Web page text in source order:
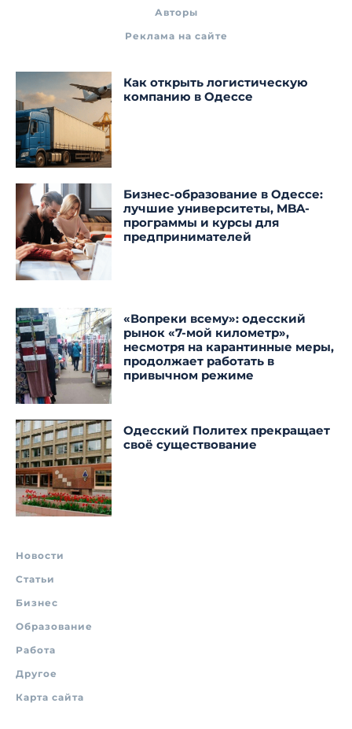
Авторы
Реклама на сайте
Как открыть логистическую
компанию в Одессе
Бизнес-образование в Одессе:
лучшие университеты, MBA-
программы и курсы для
предпринимателей
«Вопреки всему»: одесский
рынок «7-мой километр»,
несмотря на карантинные меры,
продолжает работать в
привычном режиме
Одесский Политех прекращает
своё существование
Новости
Статьи
Бизнес
Образование
Работа
Другое
Карта сайта